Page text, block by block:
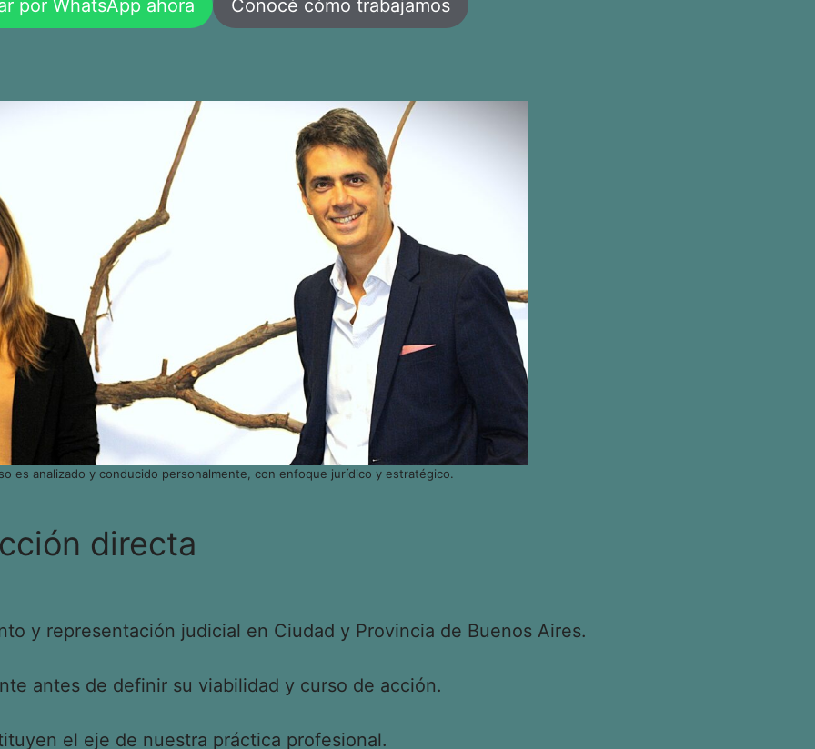
por WhatsApp ahora Conocé cómo trabajamos
es analizado y conducido personalmente, con enfoque jurídico y estratégico.
directa
y representación judicial en Ciudad y Provincia de Buenos Aires.
antes de definir su viabilidad y curso de acción.
el eje de nuestra práctica profesional.